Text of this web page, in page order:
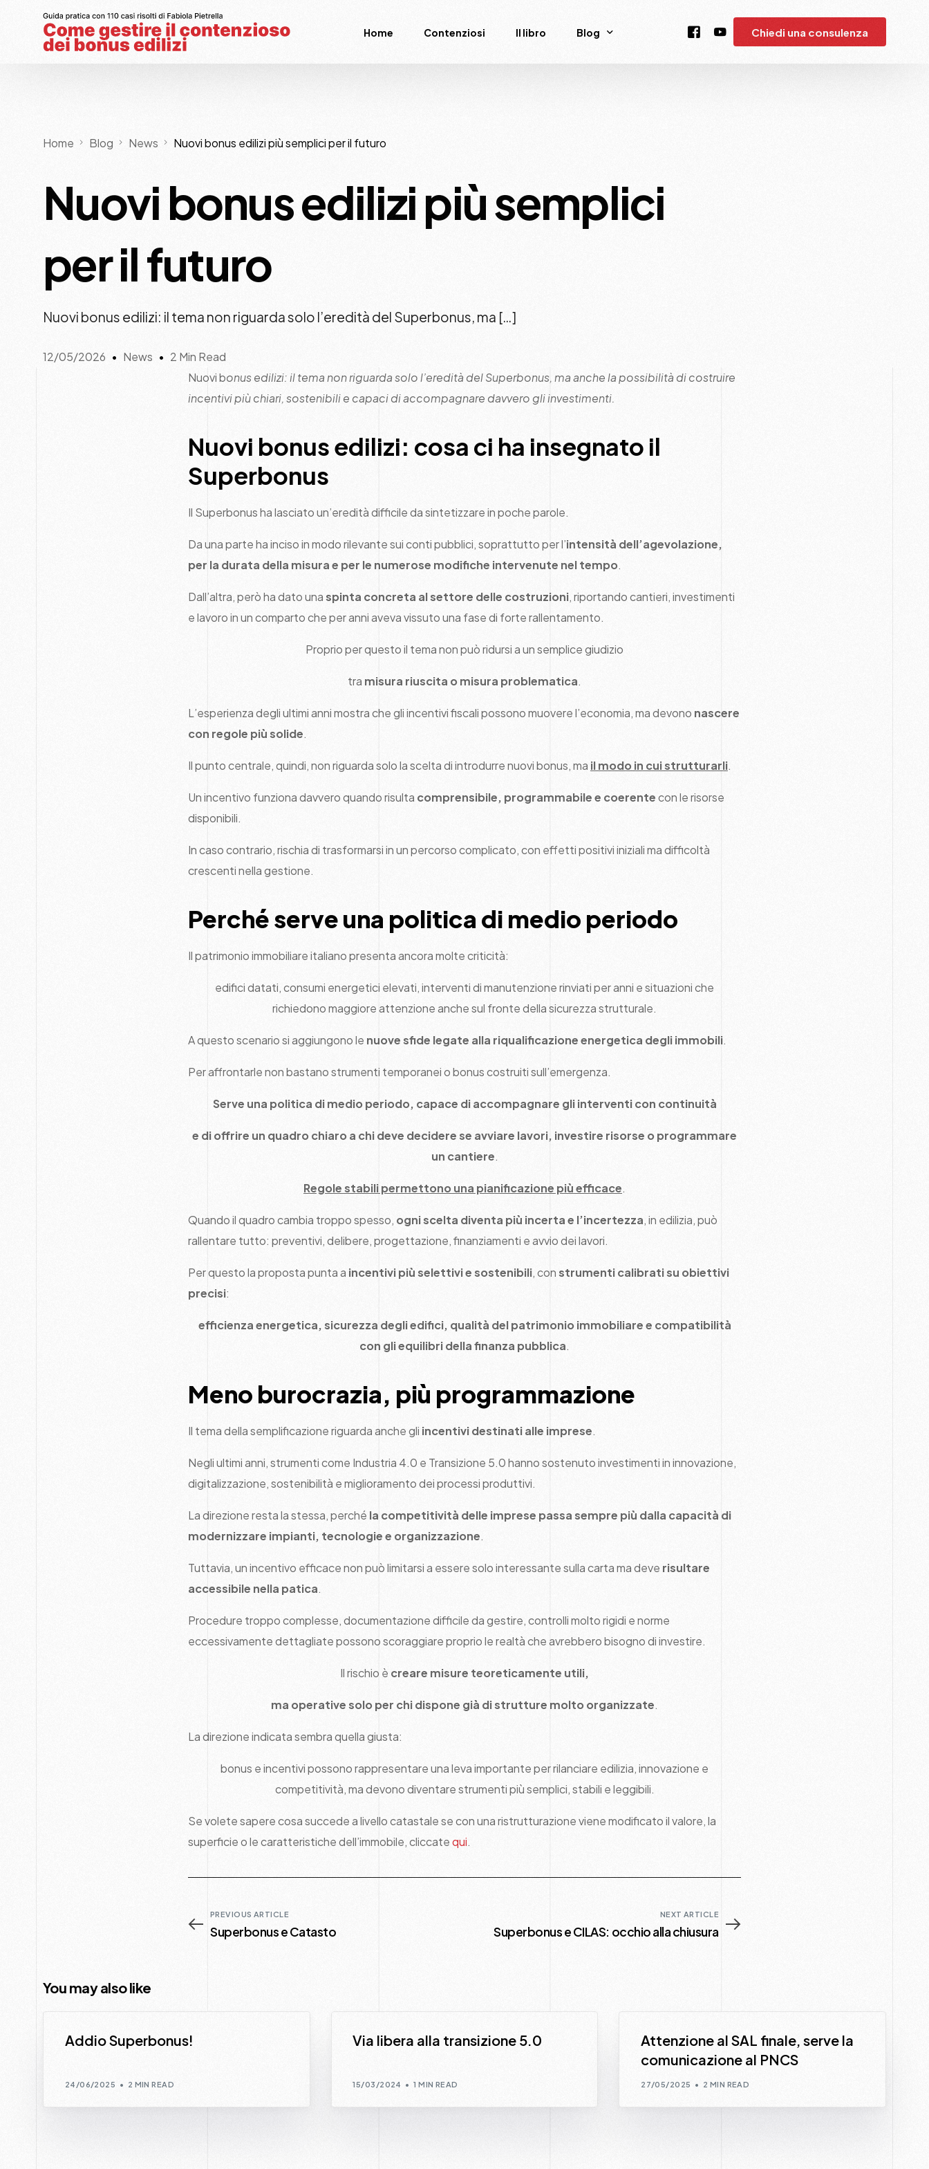
Home Contenziosi Il libro Blog Chiedi una consulenza
Home Blog News Nuovi bonus edilizi più semplici per il futuro
Nuovi bonus edilizi più semplici
per il futuro
Nuovi bonus edilizi: il tema non riguarda solo l’eredità del Superbonus, ma […]
12/05/2026 News
2 Min Read
Nuovi bonus edilizi: il tema non riguarda solo l’eredità del Superbonus, ma anche la possibilità di costruire
incentivi più chiari, sostenibili e capaci di accompagnare davvero gli investimenti.
Nuovi bonus edilizi: cosa ci ha insegnato il
Superbonus
Il Superbonus ha lasciato un’eredità difficile da sintetizzare in poche parole.
Da una parte ha inciso in modo rilevante sui conti pubblici, soprattutto per l’intensità dell’agevolazione,
per la durata della misura e per le numerose modifiche intervenute nel tempo.
Dall’altra, però ha dato unaspinta concreta al settore delle costruzioni, riportando cantieri, investimenti
e lavoro in un comparto che per anni aveva vissuto una fase di forte rallentamento.
Proprio per questo il tema non può ridursi a un semplice giudizio
tra misura riuscita o misura problematica.
L’esperienza degli ultimi anni mostra che gli incentivi fiscali possono muovere l’economia, ma devono nascere
con regole più solide.
Il punto centrale, quindi, non riguarda solo la scelta di introdurre nuovi bonus, ma il modo in cui strutturarli.
Un incentivo funziona davvero quando risulta comprensibile, programmabile e coerentecon le risorse
disponibili.
In caso contrario, rischia di trasformarsi in un percorso complicato, con effetti positivi iniziali ma difficoltà
crescenti nella gestione.
Perché serve una politica di medio periodo
Il patrimonio immobiliare italiano presenta ancora molte criticità:
edifici datati, consumi energetici elevati, interventi di manutenzione rinviati per anni e situazioni che
richiedono maggiore attenzione anche sul fronte della sicurezza strutturale.
A questo scenario si aggiungono le nuove sfide legate alla riqualificazione energetica degli immobili.
Per affrontarle non bastano strumenti temporanei o bonus costruiti sull’emergenza.
Serve una politica di medio periodo, capace di accompagnare gli interventi con continuità
e di offrire un quadro chiaro a chi deve decidere se avviare lavori, investire risorse o programmare
un cantiere.
Regole stabili permettono una pianificazione più efficace.
Quando il quadro cambia troppo spesso, ogni scelta diventa più incerta e l’incertezza, in edilizia, può
rallentare tutto: preventivi, delibere, progettazione, finanziamenti e avvio dei lavori.
Per questo la proposta punta a incentivi più selettivi e sostenibili, construmenti calibrati su obiettivi
precisi:
efficienza energetica, sicurezza degli edifici, qualità del patrimonio immobiliare e compatibilità
con gli equilibri della finanza pubblica.
Meno burocrazia, più programmazione
Il tema della semplificazione riguarda anche gli incentivi destinati alle imprese.
Negli ultimi anni, strumenti come Industria 4.0 e Transizione 5.0 hanno sostenuto investimenti in innovazione,
digitalizzazione, sostenibilità e miglioramento dei processi produttivi.
La direzione resta la stessa, perché la competitività delle imprese passa sempre più dalla capacità di
modernizzare impianti, tecnologie e organizzazione.
Tuttavia, un incentivo efficace non può limitarsi a essere solo interessante sulla carta ma deve risultare
accessibile nella patica.
Procedure troppo complesse, documentazione difficile da gestire, controlli molto rigidi e norme
eccessivamente dettagliate possono scoraggiare proprio le realtà che avrebbero bisogno di investire.
Il rischio è creare misure teoreticamente utili,
ma operative solo per chi dispone già di strutture molto organizzate.
La direzione indicata sembra quella giusta:
bonus e incentivi possono rappresentare una leva importante per rilanciare edilizia, innovazione e
competitività, ma devono diventare strumenti più semplici, stabili e leggibili.
Se volete sapere cosa succede a livello catastale se con una ristrutturazione viene modificato il valore, la
superficie o le caratteristiche dell’immobile, cliccatequi.
PREVIOUS ARTICLE
Superbonus e Catasto
NEXT ARTICLE
Superbonus e CILAS: occhio alla chiusura
You may also like
Addio Superbonus!
24/06/2025 2 MIN READ
Via libera alla transizione 5.0
15/03/2024 1 MIN READ
Attenzione al SAL finale, serve la
comunicazione al PNCS
27/05/2025 2 MIN READ